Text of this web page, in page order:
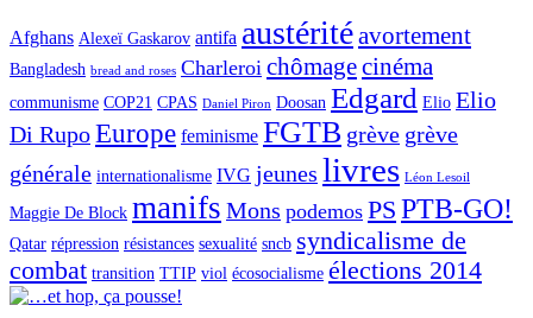
Afghans Alexeï Gaskarov antifa austéritéavortement
Bangladesh bread and roses Charleroi chômagecinéma
communisme COP21 CPAS Daniel Piron Doosan Edgard Elio Elio
Di RupoEurope feminisme FGTB grève grève
générale internationalisme IVG jeunes livres Léon Lesoil
Maggie De Block manifs Mons podemos PS PTB-GO!
Qatar répression résistances sexualité sncb syndicalisme de
combat transition TTIP viol écosocialisme élections 2014